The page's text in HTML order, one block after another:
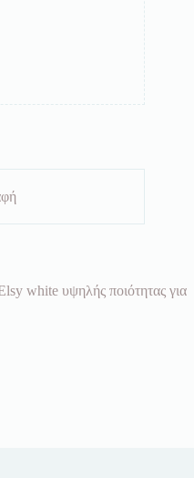
white υψηλής ποιότητας για